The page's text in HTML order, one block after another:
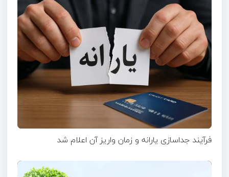
فرآیند جداسازی یارانه و زمان واریز آن اعلام شد